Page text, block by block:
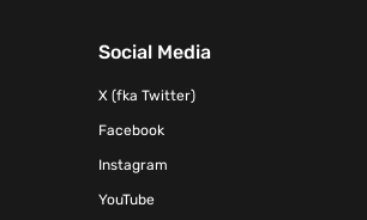
Social Media
X (fka Twitter)
Facebook
Instagram
YouTube